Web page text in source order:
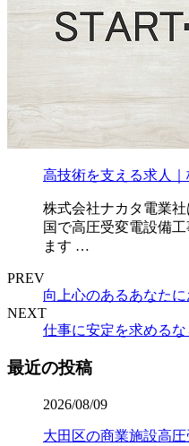
高技術を支える求人
株式会社ナカタ電業
国で高圧受変電設備
ます …
PREV
向上心のあるあなた
NEXT
仕事に安定を求めるな
最近の投稿
2026/08/09
大田区の商業施設高